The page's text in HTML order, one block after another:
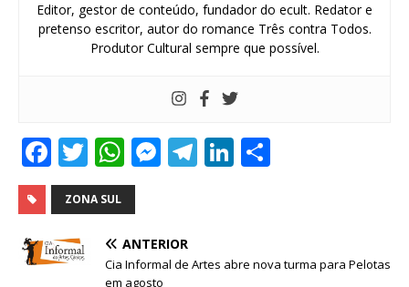
Editor, gestor de conteúdo, fundador do ecult. Redator e
pretenso escritor, autor do romance Três contra Todos.
Produtor Cultural sempre que possível.
F
a
c
e
b
T
w
it
te
W
h
at
s
A
M
e
n
T
ra
Li
dI
ZONA SUL
ANTERIOR
Cia Informal de Artes abre nova turma para Pelotas
em agosto